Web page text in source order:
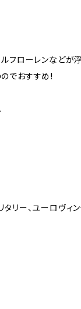
ルフローレンなど
でおすすめ!
リー、ユーロヴィ